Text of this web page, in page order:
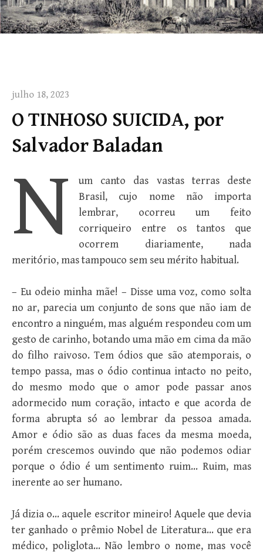
julho 18, 2023
O TINHOSO SUICIDA, por
Salvador Baladan
N
um canto das vastas terras deste
Brasil, cujo nome não importa
lembrar, ocorreu um feito
corriqueiro entre os tantos que
ocorrem diariamente, nada
meritório, mas tampouco sem seu mérito habitual.
– Eu odeio minha mãe! – Disse uma voz, como solta
no ar, parecia um conjunto de sons que não iam de
encontro a ninguém, mas alguém respondeu com um
gesto de carinho, botando uma mão em cima da mão
do filho raivoso. Tem ódios que são atemporais, o
tempo passa, mas o ódio continua intacto no peito,
do mesmo modo que o amor pode passar anos
adormecido num coração, intacto e que acorda de
forma abrupta só ao lembrar da pessoa amada.
Amor e ódio são as duas faces da mesma moeda,
porém crescemos ouvindo que não podemos odiar
porque o ódio é um sentimento ruim… Ruim, mas
inerente ao ser humano.
Já dizia o… aquele escritor mineiro! Aquele que devia
ter ganhado o prêmio Nobel de Literatura… que era
médico, poliglota… Não lembro o nome, mas você